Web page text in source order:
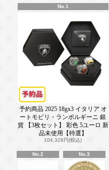
No.1
予約商品 2025 18gx3 イタリア オ
ートモビリ・ランボルギーニ 銀
貨 【3枚セット】 彩色 5ユーロ 新
品未使用【特選】
104,328円(税込)
No.2 No.3